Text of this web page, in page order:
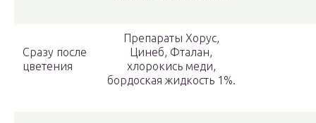
Сразу после
цветения
Препараты Хорус,
Цинеб, Фталан,
хлорокись меди,
бордоская жидкость 1%.